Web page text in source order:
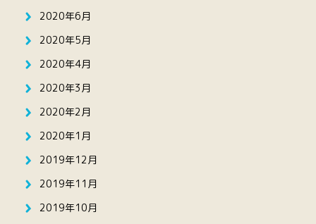
2020年6月
2020年5月
2020年4月
2020年3月
2020年2月
2020年1月
2019年12月
2019年11月
2019年10月